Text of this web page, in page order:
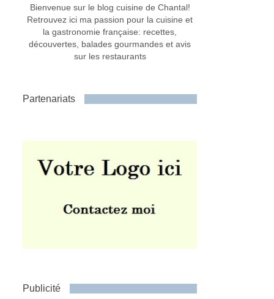
Bienvenue sur le blog cuisine de Chantal!
Retrouvez ici ma passion pour la cuisine et
la gastronomie française: recettes,
découvertes, balades gourmandes et avis
sur les restaurants
Partenariats
Publicité